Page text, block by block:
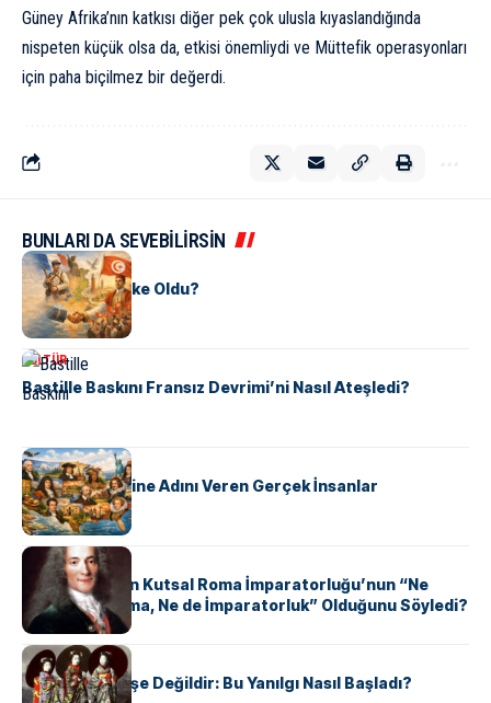
Güney Afrika’nın katkısı diğer pek çok ulusla kıyaslandığında
nispeten küçük olsa da, etkisi önemliydi ve Müttefik operasyonları
için paha biçilmez bir değerdi.
BUNLARI DA SEVEBİLİRSİN
KÜLTÜR
Tunus Nasıl Ülke Oldu?
KÜLTÜR
Bastille Baskını Fransız Devrimi’ni Nasıl Ateşledi?
KÜLTÜR
ABD Eyaletlerine Adını Veren Gerçek İnsanlar
KÜLTÜR
Voltaire Neden Kutsal Roma İmparatorluğu’nun “Ne
Kutsal, Ne Roma, Ne de İmparatorluk” Olduğunu Söyledi?
KÜLTÜR
Geyşalar Fahişe Değildir: Bu Yanılgı Nasıl Başladı?